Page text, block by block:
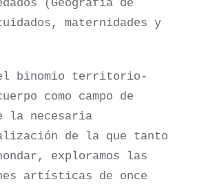
(Geografía de
maternidades y
binomio territorio-
como campo de
la necesaria
de la que tanto
exploramos las
artísticas de once